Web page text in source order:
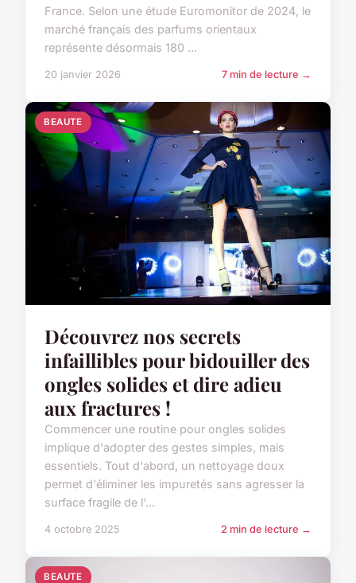
France. Selon une étude Euromonitor de 2024, le
marché français des parfums orientaux
représente désormais 180 ...
20 janvier 2026 7 min de lecture →
BEAUTE
Découvrez nos secrets
infaillibles pour bidouiller des
ongles solides et dire adieu
aux fractures !
Commencer une routine pour ongles solides
implique d'adopter des gestes simples, mais
essentiels. Tout d'abord, un nettoyage doux
permet d'éliminer les impuretés sans agresser la
surface fragile de l'...
4 octobre 2025 2 min de lecture →
BEAUTE